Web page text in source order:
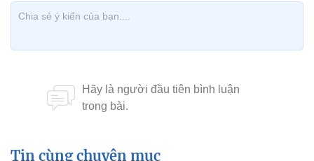
Tin cùng chuyên mục